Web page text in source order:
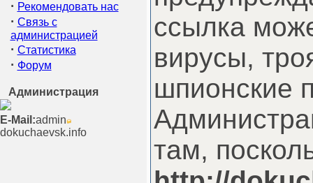
· Рекомендовать нас
· Связь с
администрацией
· Статистика
· Форум
Администрация
E-Mail:admin
dokuchaevsk.info
ссылка
вирусы,
шпионские
там,